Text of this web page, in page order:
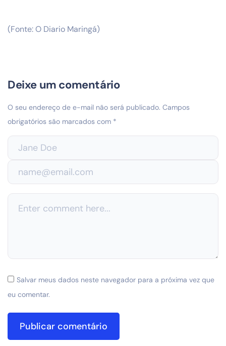
(Fonte: O Diario Maringá)
Deixe um comentário
O seu endereço de e-mail não será publicado. Campos
obrigatórios são marcados com *
Salvar meus dados neste navegador para a próxima vez que
eu comentar.